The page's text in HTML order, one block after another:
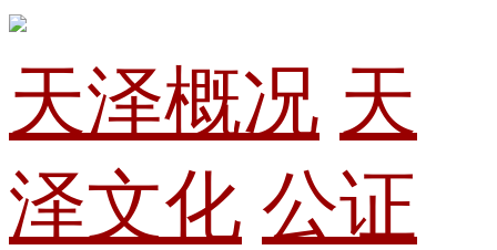
天泽概况 天
泽文化 公证